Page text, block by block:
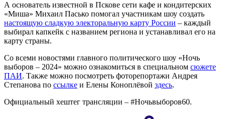
А основатель известной в Пскове сети кафе и кондитерских
«Миша» Михаил Пасько помогал участникам шоу создать
настоящую сладкую электоральную карту России – каждый
выбирал капкейк с названием региона и устанавливал его на
карту страны.
Со всеми новостями главного политического шоу «Ночь
выборов – 2024» можно ознакомиться в специальном сюжете
ПАИ. Также можно посмотреть фоторепортажи Андрея
Степанова по ссылке и Елены Коноплёвой здесь.
Официальный хештег трансляции – #Ночьвыборов60.